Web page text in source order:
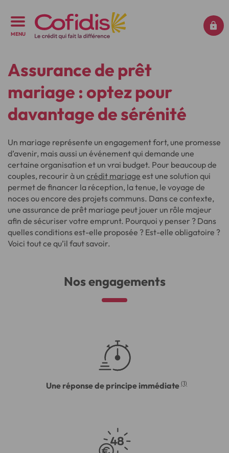
MENU
Assurance de prêt
mariage : optez pour
davantage de sérénité
Un mariage représente un engagement fort, une promesse
d’avenir, mais aussi un événement qui demande une
certaine organisation et un vrai budget. Pour beaucoup de
couples, recourir à un crédit mariage est une solution qui
permet de financer la réception, la tenue, le voyage de
noces ou encore des projets communs. Dans ce contexte,
une assurance de prêt mariage peut jouer un rôle majeur
afin de sécuriser votre emprunt. Pourquoi y penser ? Dans
quelles conditions est-elle proposée ? Est-elle obligatoire ?
Voici tout ce qu’il faut savoir.
Nos engagements
Une réponse de principe immédiate (1)